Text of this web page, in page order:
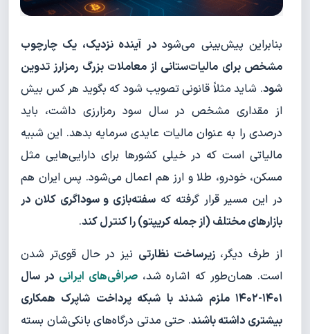
بنابراین پیش‌بینی می‌شوددر آینده نزدیک، یک چارچوب
مشخص برای مالیات‌ستانی از معاملات بزرگ رمزارز تدوین
شود. شاید مثلاً قانونی تصویب شود که بگوید هر کس بیش
از مقداری مشخص در سال سود رمزارزی داشت، باید
درصدی را به عنوان مالیات عایدی سرمایه بدهد. این شبیه
مالیاتی است که در خیلی کشورها برای دارایی‌هایی مثل
مسکن، خودرو، طلا و ارز هم اعمال می‌شود. پس ایران هم
در این مسیر قرار گرفته که سفته‌بازی و سوداگری کلان در
بازارهای مختلف (از جمله کریپتو) را کنترل کند.
از طرف دیگر،زیرساخت نظارتی نیز در حال قوی‌تر شدن
است. همان‌طور که اشاره شد،صرافی‌های ایرانی در سال
۱۴۰۱-۱۴۰۲ ملزم شدند با شبکه پرداخت شاپرک همکاری
بیشتری داشته باشند. حتی مدتی درگاه‌های بانکی‌شان بسته